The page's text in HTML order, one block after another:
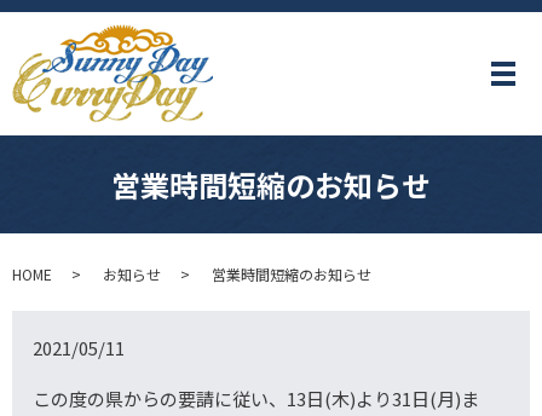
メ
営業時間短縮のお知らせ
HOME お知らせ 営業時間短縮のお知らせ
2021/05/11
この度の県からの要請に従い、13日(木)より31日(月)ま